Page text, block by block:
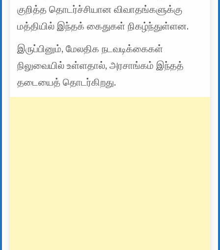
குறித்த தொடர்ச்சியான விவாதங்களுக்கு
மத்தியில் இந்தக் கைதுகள் நிகழ்ந்துள்ளன.
இருப்பினும், மேலதிக நடவடிக்கைகள்
நிலுவையில் உள்ளதால், அரசாங்கம் இந்தத்
தடையைத் தொடர்கிறது.